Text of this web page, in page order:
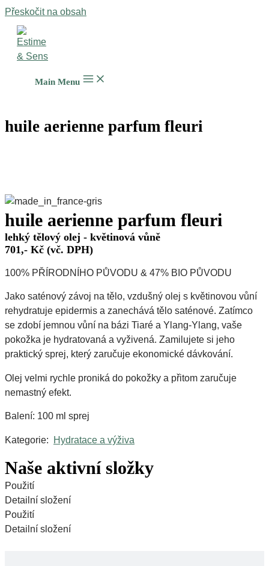
Přeskočit na obsah
Main Menu
huile aerienne parfum fleuri
huile aerienne parfum fleuri
lehký tělový olej - květinová vůně
701,- Kč (vč. DPH)
100% PŘÍRODNÍHO PŮVODU & 47% BIO PŮVODU
Jako saténový závoj na tělo, vzdušný olej s květinovou vůní
rehydratuje epidermis a zanechává tělo saténové. Zatímco
se zdobí jemnou vůní na bázi Tiaré a Ylang-Ylang, vaše
pokožka je hydratovaná a vyživená. Zamilujete si jeho
praktický sprej, který zaručuje ekonomické dávkování.
Olej velmi rychle proniká do pokožky a přitom zaručuje
nemastný efekt.
Balení: 100 ml sprej
Kategorie: Hydratace a výživa
Naše aktivní složky
Sezamový olej
Olej z ostropestřce mariánského
Olej ze slunečnicových semínek
Použití
Detailní složení
Použití
Detailní složení